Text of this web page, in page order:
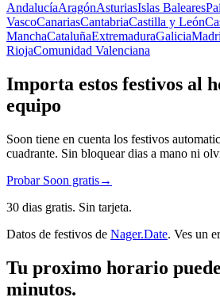
AndalucíaAragónAsturiasIslas Baleares
VascoCanariasCantabriaCastilla y León
ManchaCataluñaExtremaduraGalicia
RiojaComunidad Valenciana
Importa estos festivos al
equipo
Soon tiene en cuenta los festivos
cuadrante. Sin bloquear dias a mano ni
Probar Soon gratis→
30 dias gratis. Sin tarjeta.
Datos de festivos de Nager.Date. Ves un
Tu proximo horario
minutos.